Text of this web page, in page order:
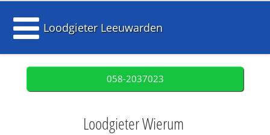
Loodgieter Leeuwarden
058-2037023
Loodgieter Wierum